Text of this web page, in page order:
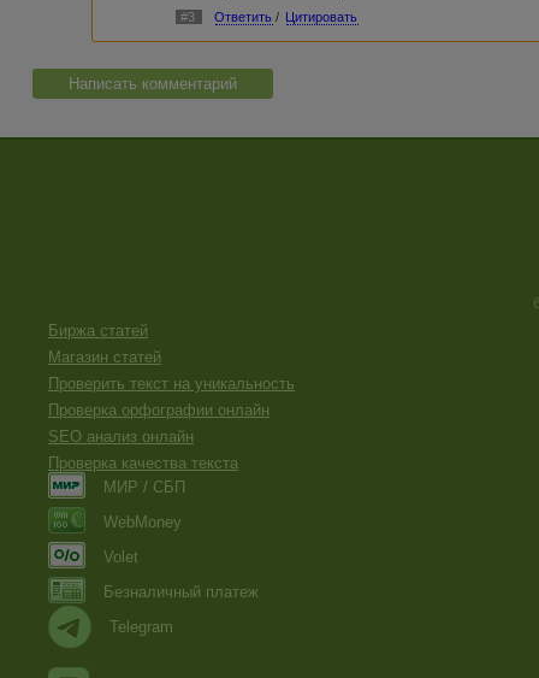
#3 Ответить / Цитировать
Написать комментарий
Биржа статей
Магазин статей
Проверить текст на уникальность
Проверка орфографии онлайн
SEO анализ онлайн
Проверка качества текста
МИР / СБП
WebMoney
Volet
Безналичный платеж
Telegram